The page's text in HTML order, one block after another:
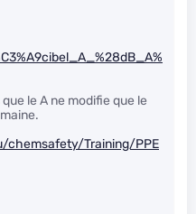
le A ne modifie que le
chemsafety/Training/PPE